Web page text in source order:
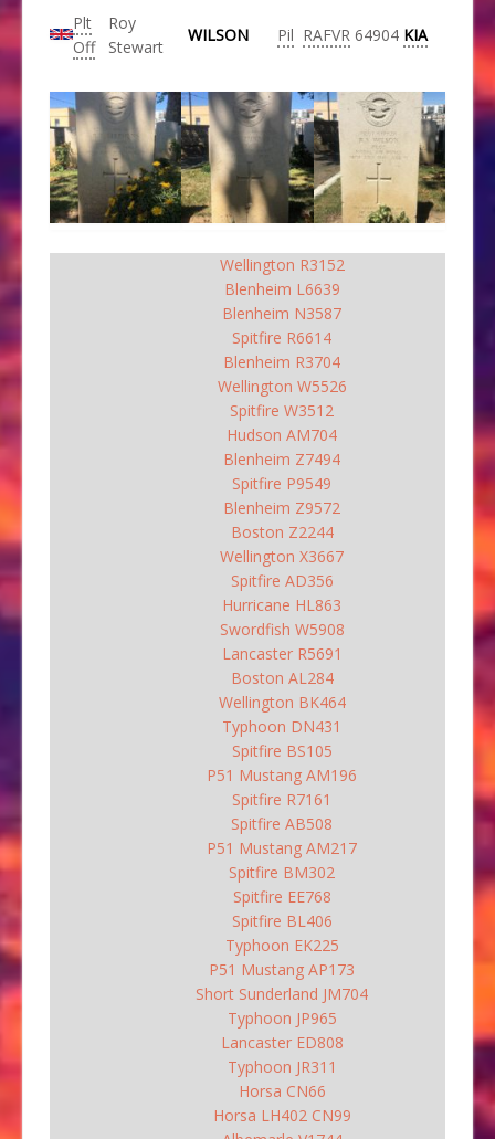
Plt
Off
Roy
Stewart
WILSON Pil RAFVR 64904 KIA
Wellington R3152
Blenheim L6639
Blenheim N3587
Spitfire R6614
Blenheim R3704
Wellington W5526
Spitfire W3512
Hudson AM704
Blenheim Z7494
Spitfire P9549
Blenheim Z9572
Boston Z2244
Wellington X3667
Spitfire AD356
Hurricane HL863
Swordfish W5908
Lancaster R5691
Boston AL284
Wellington BK464
Typhoon DN431
Spitfire BS105
P51 Mustang AM196
Spitfire R7161
Spitfire AB508
P51 Mustang AM217
Spitfire BM302
Spitfire EE768
Spitfire BL406
Typhoon EK225
P51 Mustang AP173
Short Sunderland JM704
Typhoon JP965
Lancaster ED808
Typhoon JR311
Horsa CN66
Horsa LH402 CN99